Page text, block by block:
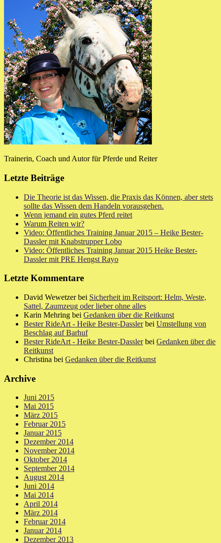
Trainerin, Coach und Autor für Pferde und Reiter
Letzte Beiträge
Die Theorie ist das Wissen, die Praxis das Können, aber stets
sollte das Wissen dem Handeln vorausgehen.
Wenn jemand ein gutes Pferd reitet
Warum Reiten wir?
Video: Öffentliches Training Januar 2015 – Heike Bester-
Dassler mit Knabstrupper Lobo
Video: Öffentliches Training Januar 2015 Heike Bester-
Dassler mit PRE Hengst Rayo
Letzte Kommentare
David Wewetzer bei Sicherheit im Reitsport: Helm, Weste,
Sattel, Zaumzeug oder lieber ohne alles
Karin Mehring bei Gedanken über die Reitkunst
Bester RideArt - Heike Bester-Dasslerbei Umstellung von
Beschlag auf Barhuf
Bester RideArt - Heike Bester-Dasslerbei Gedanken über die
Reitkunst
Christina bei Gedanken über die Reitkunst
Archive
Juni 2015
Mai 2015
März 2015
Februar 2015
Januar 2015
Dezember 2014
November 2014
Oktober 2014
September 2014
August 2014
Juni 2014
Mai 2014
April 2014
März 2014
Februar 2014
Januar 2014
Dezember 2013